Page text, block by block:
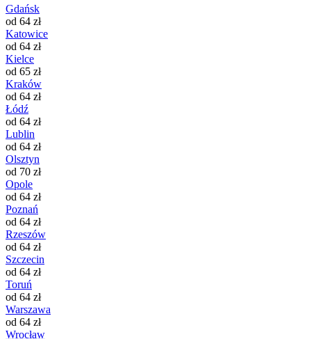
Gdańsk
od 64 zł
Katowice
od 64 zł
Kielce
od 65 zł
Kraków
od 64 zł
Łódź
od 64 zł
Lublin
od 64 zł
Olsztyn
od 70 zł
Opole
od 64 zł
Poznań
od 64 zł
Rzeszów
od 64 zł
Szczecin
od 64 zł
Toruń
od 64 zł
Warszawa
od 64 zł
Wrocław